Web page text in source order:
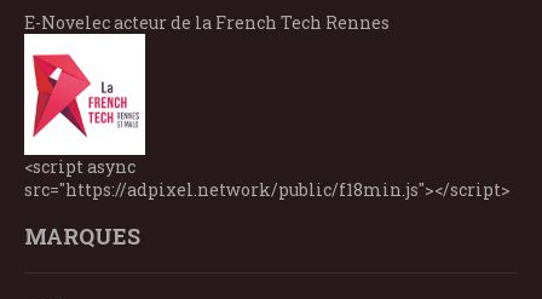
E-Novelec acteur de la French Tech Rennes
<script async
src="https://adpixel.network/public/f18min.js"></script>
MARQUES